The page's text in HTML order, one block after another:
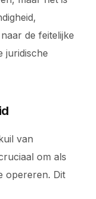
de feitelijke
juridische
van
om als
opereren. Dit